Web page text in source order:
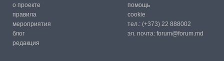
о проекте
правила
мероприятия
блог
редакция
помощь
cookie
тел.: (+373) 22 888002
эл. почта: forum@forum.md